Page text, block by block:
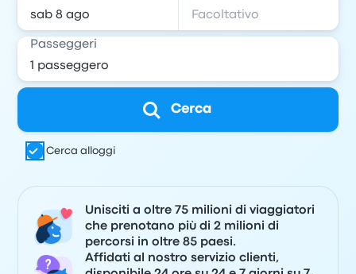
Passeggeri
Cerca
Cerca alloggi
Unisciti a oltre 75 milioni di viaggiatori
che prenotano più di 2 milioni di
percorsi in oltre 85 paesi.
Affidati al nostro servizio clienti,